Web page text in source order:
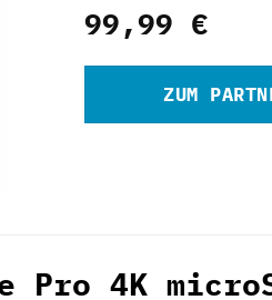
99,99 €
ZUM
Pro 4K